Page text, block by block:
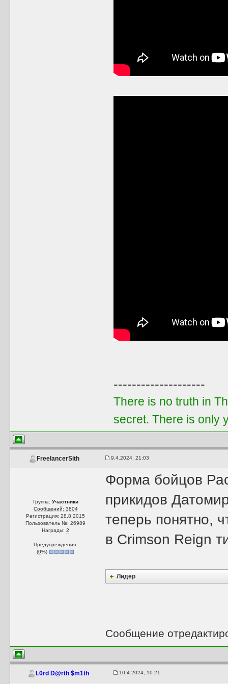
--------------------
There is no truth in
secret. There is only
FreelancerSith 9.4.2024, 21:03
Группа: Участники
Сообщений: 3804
Регистрация: 28.8.2015
Пользователь №: 26989
Награды:2
Предупреждения:
(0%)
Форма бойцов
прикидов
теперь понятно,
в Crimson Reign
Лидер
Сообщение
L0rd D@rth $m1th 10.4.2024, 10:21